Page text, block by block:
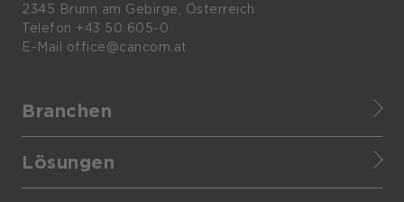
2345 Brunn am Gebirge, Österreich
Telefon +43 50 605-0
E-Mail office@cancom.at
Branchen
Healthcare
Lösungen